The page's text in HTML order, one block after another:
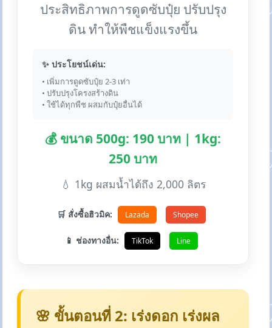
ประสิทธิภาพการดูดซับปุ๋ย ปรับปรุง
ดิน ทำให้พืชแข็งแรงขึ้น
✨ ประโยชน์เด่น:
• เพิ่มการดูดซับปุ๋ย 2-3 เท่า
• ปรับปรุงโครงสร้างดิน
• ใช้ได้ทุกพืช ผสมกับปุ๋ยอื่นได้
💰 ขนาด 500g: 190 บาท | 1kg:
250 บาท
💧 1kg ผสมน้ำได้ถึง 2,000 ลิตร
🛒 สั่งซื้อฮิวมิค: Lazada Shopee
📱 ช่องทางอื่น: TikTok Line
🌸 ขั้นตอนที่ 2: เร่งดอก เร่งผล